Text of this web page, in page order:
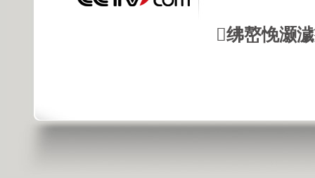
绋嶅悗灏